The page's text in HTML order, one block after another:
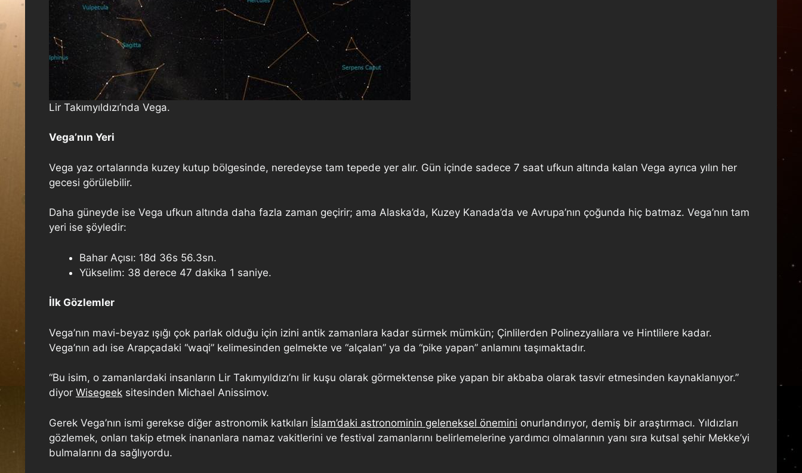
Lir Takımyıldızı’nda Vega.
Vega’nın Yeri
Vega yaz ortalarında kuzey kutup bölgesinde, neredeyse tam tepede yer alır. Gün içinde sadece 7 saat ufkun altında kalan Vega ayrıca yılın her
gecesi görülebilir.
Daha güneyde ise Vega ufkun altında daha fazla zaman geçirir; ama Alaska’da, Kuzey Kanada’da ve Avrupa’nın çoğunda hiç batmaz. Vega’nın tam
yeri ise şöyledir:
Bahar Açısı: 18d 36s 56.3sn.
Yükselim: 38 derece 47 dakika 1 saniye.
İlk Gözlemler
Vega’nın mavi-beyaz ışığı çok parlak olduğu için izini antik zamanlara kadar sürmek mümkün; Çinlilerden Polinezyalılara ve Hintlilere kadar.
Vega’nın adı ise Arapçadaki “waqi” kelimesinden gelmekte ve “alçalan” ya da “pike yapan” anlamını taşımaktadır.
“Bu isim, o zamanlardaki insanların Lir Takımyıldızı’nı lir kuşu olarak görmektense pike yapan bir akbaba olarak tasvir etmesinden kaynaklanıyor.”
diyor Wisegeek sitesinden Michael Anissimov.
Gerek Vega’nın ismi gerekse diğer astronomik katkıları İslam’daki astronominin geleneksel önemini onurlandırıyor, demiş bir araştırmacı. Yıldızları
gözlemek, onları takip etmek inananlara namaz vakitlerini ve festival zamanlarını belirlemelerine yardımcı olmalarının yanı sıra kutsal şehir Mekke’yi
bulmalarını da sağlıyordu.